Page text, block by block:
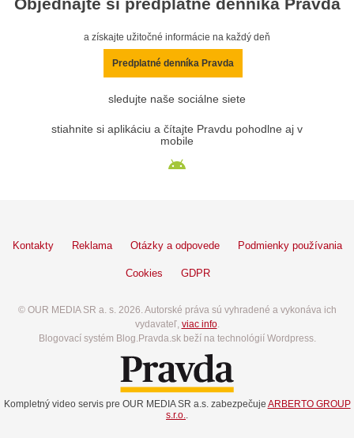
a získajte užitočné informácie na každý deň
Predplatné denníka Pravda
sledujte naše sociálne siete
stiahnite si aplikáciu a čítajte Pravdu pohodlne aj v
mobile
Kontakty Reklama Otázky a odpovede Podmienky používania
Cookies GDPR
© OUR MEDIA SR a. s. 2026. Autorské práva sú vyhradené a vykonáva ich
vydavateľ, viac info.
Blogovací systém Blog.Pravda.sk beží na technológií Wordpress.
Kompletný video servis pre OUR MEDIA SR a.s. zabezpečuje ARBERTO GROUP
s.r.o.